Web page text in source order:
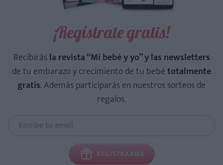
¡Regístrate gratis!
Recibirásla revista “Mi bebé y yo” y las newsletters
de tu embarazo y crecimiento de tu bebétotalmente
gratis. Además participarás en nuestros sorteos de
regalos.
REGISTRARME